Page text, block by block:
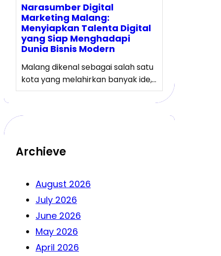
Narasumber Digital
Marketing Malang:
Menyiapkan Talenta Digital
yang Siap Menghadapi
Dunia Bisnis Modern
Malang dikenal sebagai salah satu
kota yang melahirkan banyak ide,…
Archieve
August 2026
July 2026
June 2026
May 2026
April 2026